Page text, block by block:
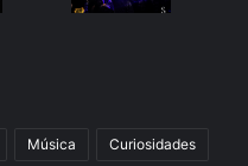
Música Curiosidades